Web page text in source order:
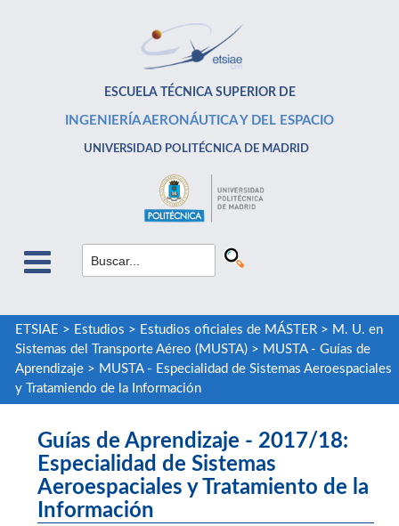
ESCUELA TÉCNICA SUPERIOR DE
INGENIERÍA AERONÁUTICA Y DEL ESPACIO
UNIVERSIDAD POLITÉCNICA DE MADRID
ETSIAE > Estudios > Estudios oficiales de MÁSTER> M. U. en
Sistemas del Transporte Aéreo (MUSTA)> MUSTA - Guías de
Aprendizaje> MUSTA - Especialidad de Sistemas Aeroespaciales
y Tratamiendo de la Información
Guías de Aprendizaje - 2017/18:
Especialidad de Sistemas
Aeroespaciales y Tratamiento de la
Información